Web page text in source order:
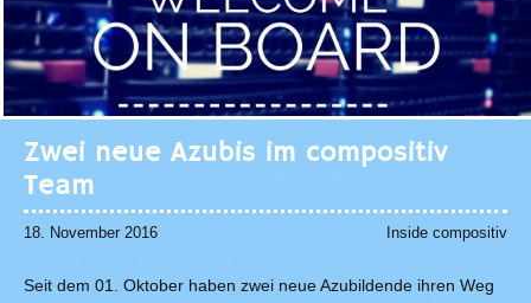
Zwei neue Azubis im compositiv
Team
18. November 2016 Inside compositiv
Seit dem 01. Oktober haben zwei neue Azubildende ihren Weg